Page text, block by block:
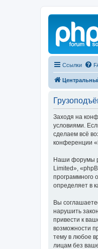
Ссылки
Заходя на
условиями.
сделаем всё
конференции
Наши форумы
Limited»,
программного
определяет в
Вы
нарушить
привести к
возможности
тему в любое
лицам без